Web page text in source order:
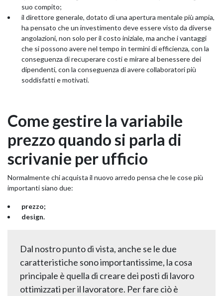
suo compito;
il direttore generale, dotato di una apertura mentale più ampia,
ha pensato che un investimento deve essere visto da diverse
angolazioni, non solo per il costo iniziale, ma anche i vantaggi
che si possono avere nel tempo in termini di efficienza, con la
conseguenza di recuperare costi e mirare al benessere dei
dipendenti, con la conseguenza di avere collaboratori più
soddisfatti e motivati.
Come gestire la variabile
prezzo quando si parla di
scrivanie per ufficio
Normalmente chi acquista il nuovo arredo pensa che le cose più
importanti siano due:
prezzo;
design.
Dal nostro punto di vista, anche se le due
caratteristiche sono importantissime, la cosa
principale è quella di creare dei posti di lavoro
ottimizzati per il lavoratore. Per fare ciò è